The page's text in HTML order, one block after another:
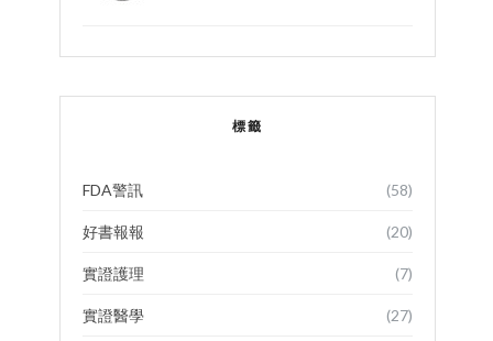
標籤
FDA警訊 (58)
好書報報 (20)
實證護理 (7)
實證醫學 (27)